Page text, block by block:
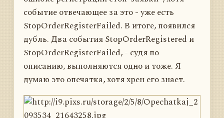
событие отвечающее за это - уже есть
StopOrderRegisterFailed. В итоге, появился
дубль. Два события StopOrderRegistered и
StopOrderRegisterFailed, - судя по
описанию, выполняются одно и тоже. Я
думаю это опечатка, хотя хрен его знает.